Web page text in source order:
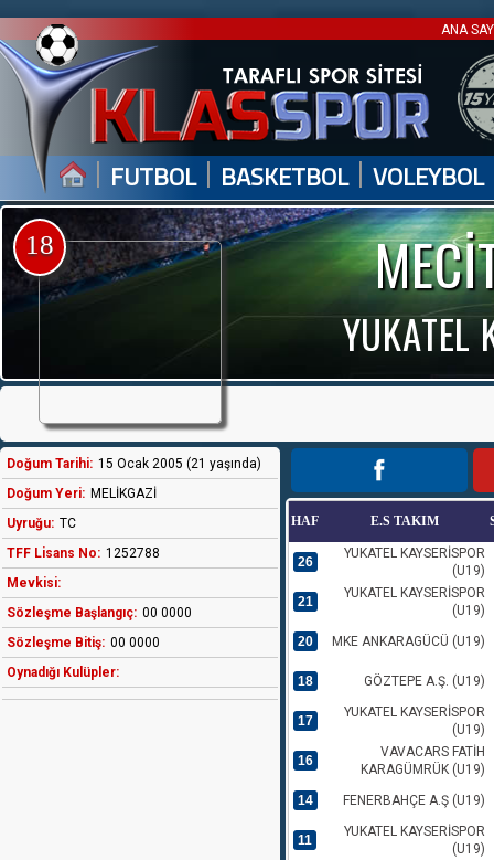
ANA
| FUTBOL | BASKETBOL | VOLEYBOL
YUKATEL
18
Doğum Tarihi: 15 Ocak 2005 (21 yaşında)
Doğum Yeri: MELİKGAZİ
Uyruğu: TC
TFF Lisans No: 1252788
Mevkisi:
Sözleşme Başlangıç: 00 0000
Sözleşme Bitiş: 00 0000
Oynadığı Kulüpler:
HAF E.S TAKIM
26
YUKATEL KAYSERİSPOR
(U19)
21
YUKATEL KAYSERİSPOR
(U19)
20
MKE ANKARAGÜCÜ (U19)
18 GÖZTEPE A.Ş. (U19)
17
YUKATEL KAYSERİSPOR
(U19)
16
VAVACARS FATİH
KARAGÜMRÜK (U19)
14
FENERBAHÇE A.Ş (U19)
11
YUKATEL KAYSERİSPOR
(U19)